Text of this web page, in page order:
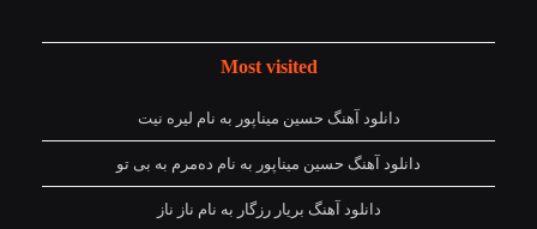
Most visited
دانلود آهنگ حسین میناپور به نام لیره نیت
دانلود آهنگ حسین میناپور به نام دەمرم بە بی تو
دانلود آهنگ بریار رزگار به نام ناز ناز